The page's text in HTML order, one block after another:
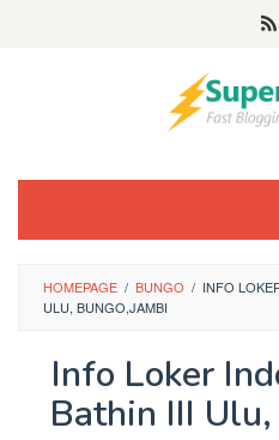
HOMEPAGE / BUNGO / INFO
ULU, BUNGO,JAMBI
Info Loker
Bathin III